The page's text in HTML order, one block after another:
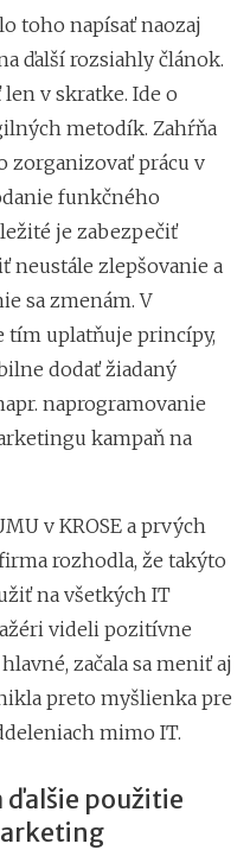
toho napísať naozaj
ďalší rozsiahly článok.
v skratke. Ide o
metodík. Zahŕňa
zorganizovať prácu v
funkčného
je zabezpečiť
neustále zlepšovanie a
sa zmenám. V
tím uplatňuje princípy,
dodať žiadaný
naprogramovanie
kampaň na
v KROSE a prvých
rozhodla, že takýto
na všetkých IT
videli pozitívne
začala sa meniť aj
preto myšlienka pre
mimo IT.
použitie